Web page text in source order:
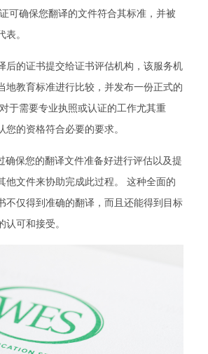
可确保您翻译的文件符合其标准，并被
。
后的证书提交给证书评估机构，该服务机
地教育标准进行比较，并发布一份正式的
于需要专业执照或认证的工作尤其重
的资格符合必要的要求。
确保您的翻译文件准备好进行评估以及提
他文件来协助完成此过程。 这种全面的
不仅得到准确的翻译，而且还能得到目标
可和接受。